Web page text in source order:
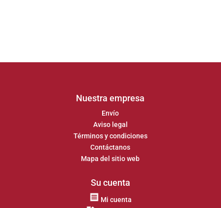
Nuestra empresa
Envío
Aviso legal
Términos y condiciones
Contáctanos
Mapa del sitio web
Su cuenta
Mi cuenta